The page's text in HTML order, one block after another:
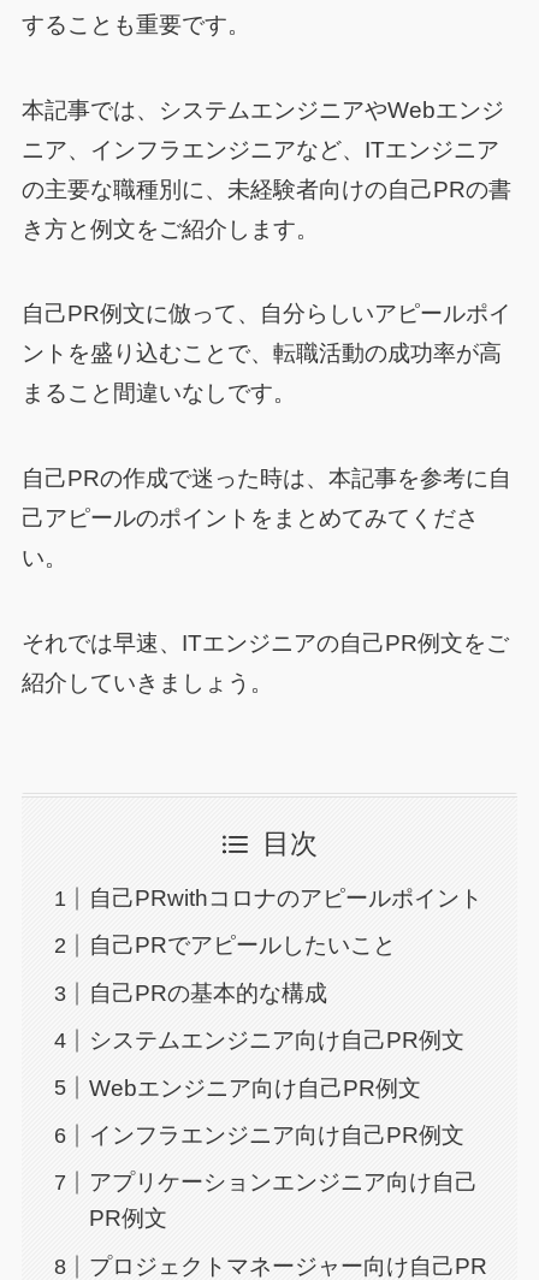
することも重要です。
本記事では、システムエンジニアやWebエンジ
ニア、インフラエンジニアなど、ITエンジニア
の主要な職種別に、未経験者向けの自己PRの書
き方と例文をご紹介します。
自己PR例文に倣って、自分らしいアピールポイ
ントを盛り込むことで、転職活動の成功率が高
まること間違いなしです。
自己PRの作成で迷った時は、本記事を参考に自
己アピールのポイントをまとめてみてくださ
い。
それでは早速、ITエンジニアの自己PR例文をご
紹介していきましょう。
目次
自己PRwithコロナのアピールポイント
自己PRでアピールしたいこと
自己PRの基本的な構成
システムエンジニア向け自己PR例文
Webエンジニア向け自己PR例文
インフラエンジニア向け自己PR例文
アプリケーションエンジニア向け自己
PR例文
プロジェクトマネージャー向け自己PR